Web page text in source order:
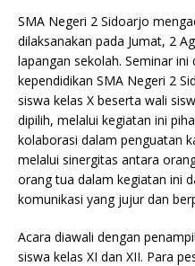
SMA Negeri 2 Sidoarjo
dilaksanakan pada Jumat, 2
lapangan sekolah. Seminar
kependidikan SMA Negeri 2
siswa kelas X beserta wali
dipilih, melalui kegiatan ini
kolaborasi dalam penguatan
melalui sinergitas antara
orang tua dalam kegiatan ini
komunikasi yang jujur dan
Acara diawali dengan
siswa kelas XI dan XII. Para